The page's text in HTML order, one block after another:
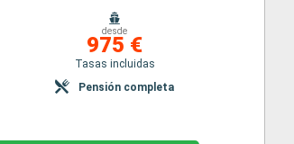
desde
975 €
Tasas incluidas
Pensión completa